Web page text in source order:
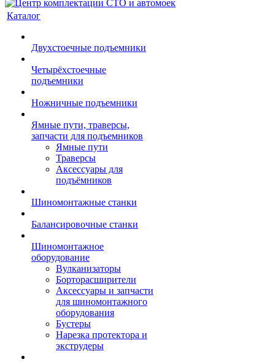
Каталог
Двухстоечные подъемники
Четырёхстоечные
подъемники
Ножничные подъемники
Ямные пути, траверсы,
запчасти для подъемников
Ямные пути
Траверсы
Аксессуары для
подъёмников
Шиномонтажные станки
Балансировочные станки
Шиномонтажное
оборудование
Вулканизаторы
Борторасширители
Аксессуары и запчасти
для шиномонтажного
оборудования
Бустеры
Нарезка протектора и
экструдеры